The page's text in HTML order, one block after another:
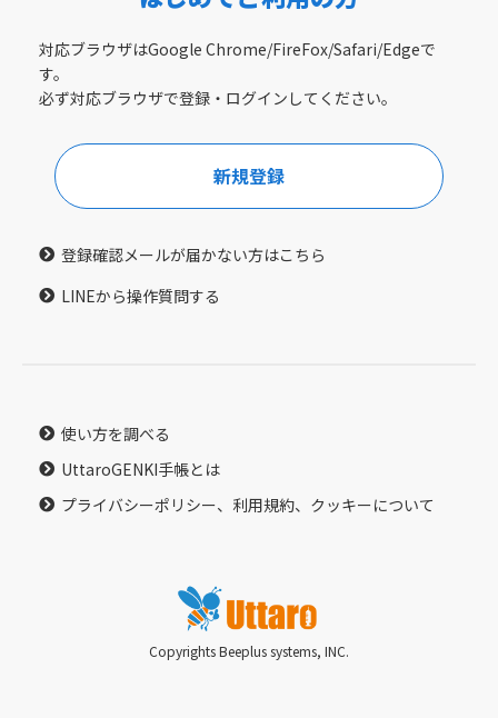
対応ブラウザはGoogle Chrome/FireFox/Safari/Edgeで
す。
必ず対応ブラウザで登録・ログインしてください。
新規登録
登録確認メールが届かない方はこちら
LINEから操作質問する
使い方を調べる
UttaroGENKI手帳とは
プライバシーポリシー、利用規約、クッキーについて
Copyrights Beeplus systems, INC.